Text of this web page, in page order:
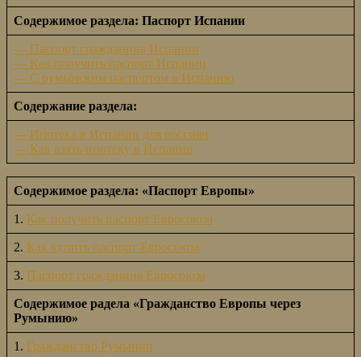
Содержимое раздела: Паспорт Испании
— Паспорт гражданина Испании
— Как получить паспорт Испании
— С румынским паспортом в Испанию
Содержание раздела:
— Ипотека в Испании для россиян
— Как взять ипотеку в Испании
Содержимое раздела: «Паспорт Европы»
1. Как получить паспорт Евросоюза
2. Как купить паспорт Евросоюза
3. Паспорт гражданина Евросоюза
Содержимое радела «Гражданство Европы через
Румынию»
1. Гражданство Румынии